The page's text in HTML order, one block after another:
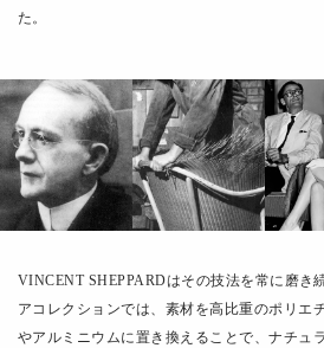
た。
VINCENT SHEPPARDはその技法を常に磨き
アコレクションでは、素材を高比重のポリエ
やアルミニウムに置き換えることで、ナチュ